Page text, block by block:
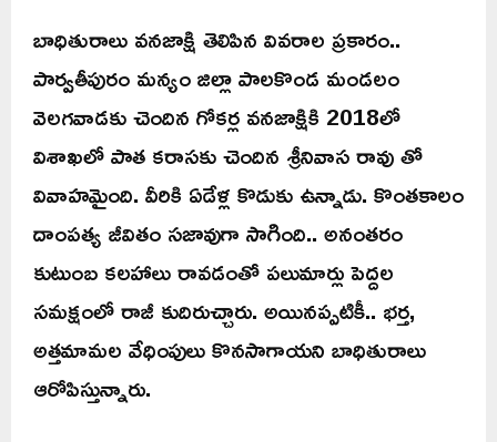
బాధితురాలు వనజాక్షి తెలిపిన వివరాల ప్రకారం..
పార్వతీపురం మన్యం జిల్లా పాలకొండ మండలం
వెలగవాడకు చెందిన గోకర్ల వనజాక్షికి 2018లో
విశాఖలో పాత కరాసకు చెందిన శ్రీనివాస రావు తో
వివాహమైంది. వీరికి ఏడేళ్ల కొడుకు ఉన్నాడు. కొంతకాలం
దాంపత్య జీవితం సజావుగా సాగింది.. అనంతరం
కుటుంబ కలహాలు రావడంతో పలుమార్లు పెద్దల
సమక్షంలో రాజీ కుదిరుచ్చారు. అయినప్పటికీ.. భర్త,
అత్తమామల వేధింపులు కొనసాగాయని బాధితురాలు
ఆరోపిస్తున్నారు.